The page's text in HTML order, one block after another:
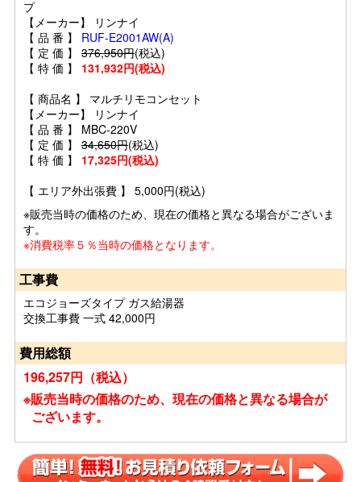
プ
【メーカー】 リンナイ
【 品 番 】 RUF-E2001AW(A)
【 定 価 】 376,950円(税込)
【 特 価 】 131,932円(税込)
【 商品名 】 マルチリモコンセット
【メーカー】 リンナイ
【 品 番 】 MBC-220V
【 定 価 】 34,650円(税込)
【 特 価 】 17,325円(税込)
【 エリア外出張費 】 5,000円(税込)
※販売当時の価格のため、現在の価格と異なる場合がございま
す。
※消費税率５％当時の価格となります。
工事費
エコジョーズタイプ ガス給湯器
交換工事費 一式 42,000円
費用総額
196,257円（税込）
※販売当時の価格のため、現在の価格と異なる場合が
ございます。